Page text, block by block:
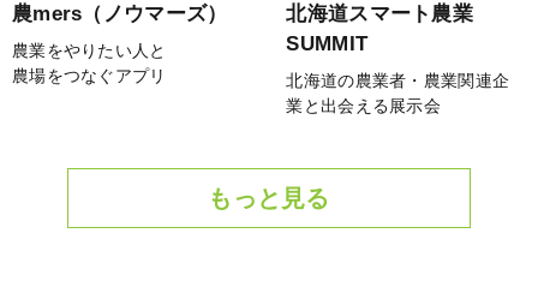
農mers（ノウマーズ）
農業をやりたい人と
農場をつなぐアプリ
北海道スマート農業
SUMMIT
北海道の農業者・農業関連企
業と出会える展示会
もっと見る